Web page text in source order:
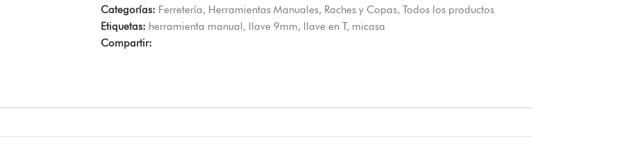
Categorías: Ferretería, Herramientas Manuales, Raches y Copas, Todos los productos
Etiquetas: herramienta manual, llave 9mm, llave en T, micasa
Compartir: